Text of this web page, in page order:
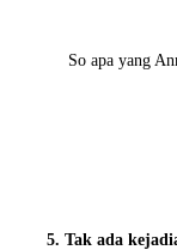
So apa yang
5. Tak ada